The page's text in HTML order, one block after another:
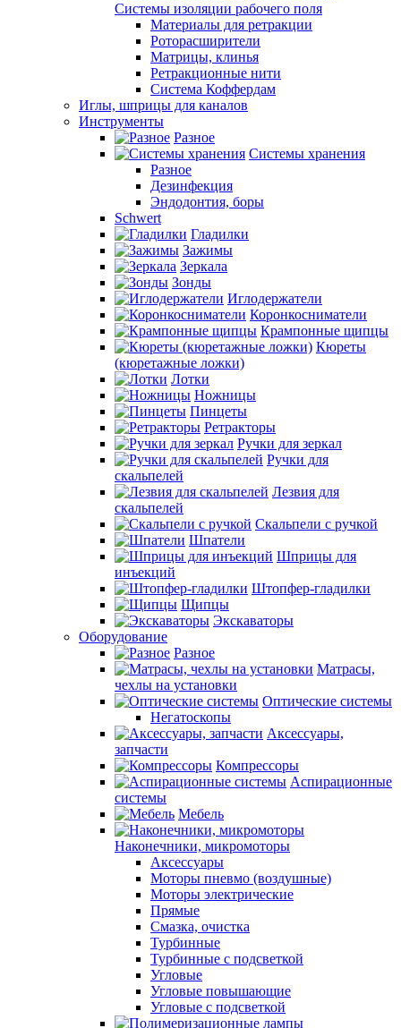
Системы изоляции рабочего поля
Материалы для ретракции
Роторасширители
Матрицы, клинья
Ретракционные нити
Система Коффердам
Иглы, шприцы для каналов
Инструменты
Разное
Системы хранения
Разное
Дезинфекция
Эндодонтия, боры
Schwert
Гладилки
Зажимы
Зеркала
Зонды
Иглодержатели
Коронкосниматели
Крампонные щипцы
Кюреты
(кюретажные ложки)
Лотки
Ножницы
Пинцеты
Ретракторы
Ручки для зеркал
Ручки для
скальпелей
Лезвия для
скальпелей
Скальпели с ручкой
Шпатели
Шприцы для
инъекций
Штопфер-гладилки
Щипцы
Экскаваторы
Оборудование
Разное
Матрасы,
чехлы на установки
Оптические системы
Негатоскопы
Аксессуары,
запчасти
Компрессоры
Аспирационные
системы
Мебель
Наконечники, микромоторы
Аксессуары
Моторы пневмо (воздушные)
Моторы электрические
Прямые
Смазка, очистка
Турбинные
Турбинные с подсветкой
Угловые
Угловые повышающие
Угловые с подсветкой